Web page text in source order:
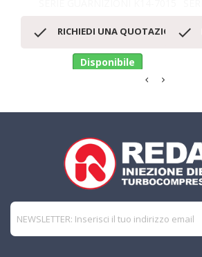
 RICHIEDI UNA QUOTAZIONE
Disponibile
